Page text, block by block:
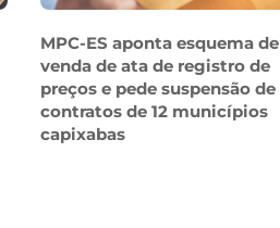
MPC-ES aponta esquema de
venda de ata de registro de
preços e pede suspensão de
contratos de 12 municípios
capixabas